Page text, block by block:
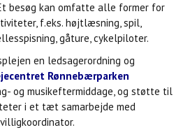
besøg kan omfatte alle former for
f.eks. højtlæsning, spil,
gåture, cykelpiloter.
en ledsagerordning og
Rønnebærparken
og musikeftermiddage, og støtte til
i et tæt samarbejde med